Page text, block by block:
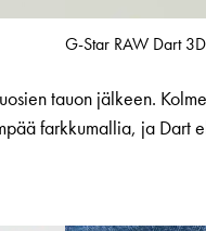
G-Star RAW Dart 3D
tauon jälkeen.
farkkumallia, ja